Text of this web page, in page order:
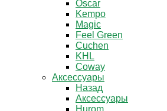
Oscar
Kempo
Magic
Feel Green
Cuchen
KHL
Coway
Аксессуары
Назад
Аксессуары
Hurom